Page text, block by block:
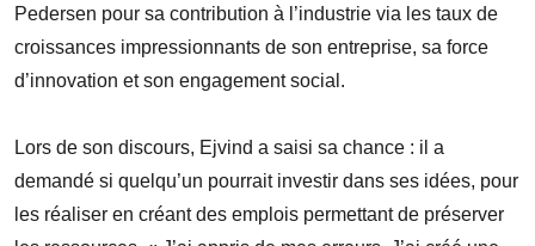
Pedersen pour sa contribution à l’industrie via les taux de
croissances impressionnants de son entreprise, sa force
d’innovation et son engagement social.
Lors de son discours, Ejvind a saisi sa chance : il a
demandé si quelqu’un pourrait investir dans ses idées, pour
les réaliser en créant des emplois permettant de préserver